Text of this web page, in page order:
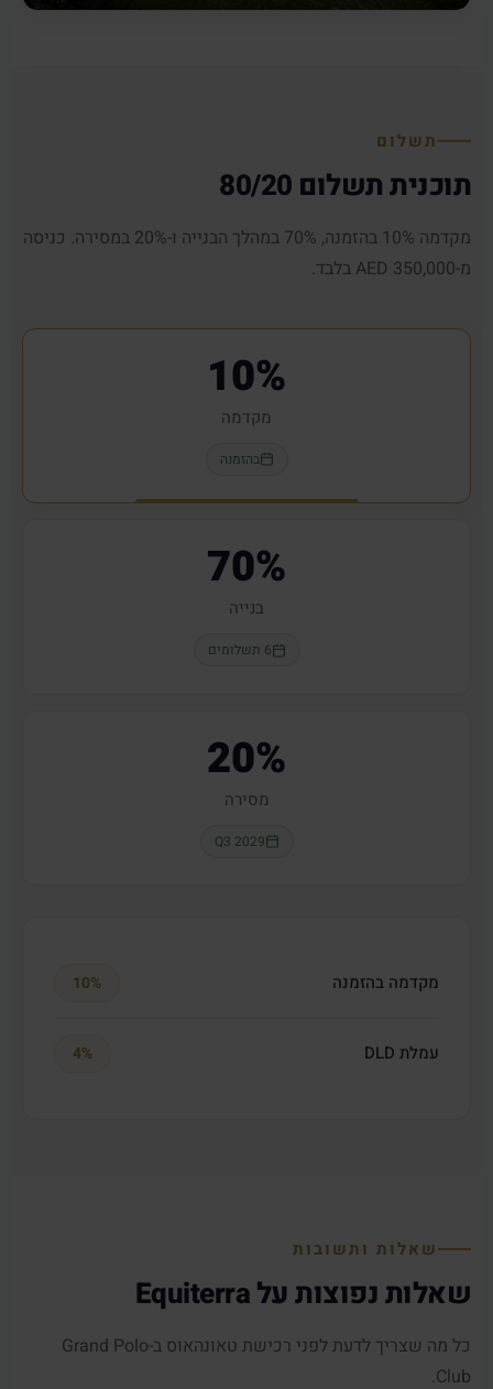
תשלום
תוכנית תשלום 80/20
מקדמה 10% בהזמנה, 70% במהלך הבנייה ו-20% במסירה. כניסה
מ-350,000 AED בלבד.
10%
מקדמה
בהזמנה
70%
בנייה
6 תשלומים
20%
מסירה
Q3 2029
מקדמה בהזמנה 10%
עמלת DLD 4%
שאלות ותשובות
שאלות נפוצות על Equiterra
כל מה שצריך לדעת לפני רכישת טאונהאוס ב-Grand Polo
Club.